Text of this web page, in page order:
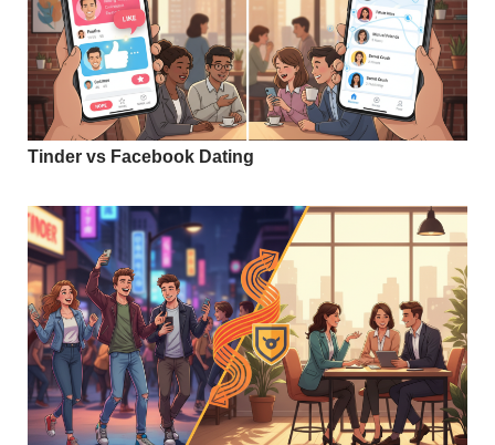
Tinder vs Facebook Dating